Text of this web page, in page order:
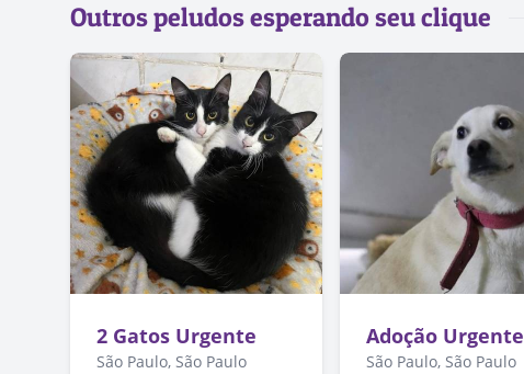
Outros peludos esperando seu clique
2 Gatos Urgente
São Paulo, São Paulo
Adoção Urgente
São Paulo, São Paulo